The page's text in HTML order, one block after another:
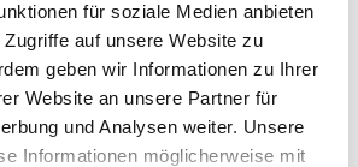
für soziale Medien anbieten
auf unsere Website zu
geben wir Informationen zu Ihrer
Website an unsere Partner für
und Analysen weiter. Unsere
Informationen möglicherweise mit
Benefits